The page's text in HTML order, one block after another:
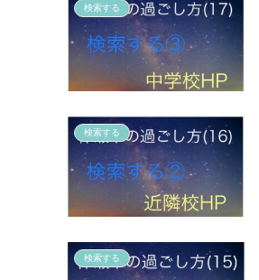
検索する
検索する
検索する